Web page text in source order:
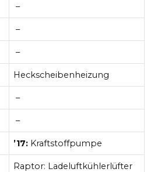
–
–
–
Heckscheibenheizung
–
–
’17: Kraftstoffpumpe
Raptor: Ladeluftkühlerlüfter